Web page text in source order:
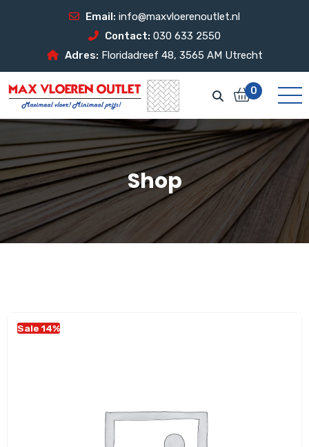
Email: info@maxvloerenoutlet.nl
Contact: 030 633 2550
Adres: Floridadreef 48, 3565 AM Utrecht
0
Shop
Sale 14%